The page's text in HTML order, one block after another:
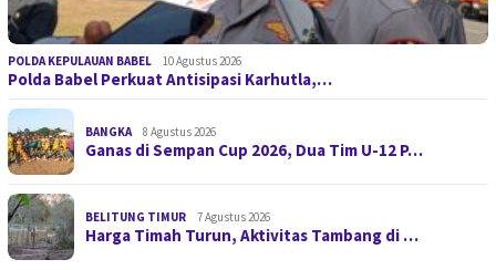
POLDA KEPULAUAN BABEL 10 Agustus 2026
Polda Babel Perkuat Antisipasi Karhutla,…
BANGKA 8 Agustus 2026
Ganas di Sempan Cup 2026, Dua Tim U-12 P…
BELITUNG TIMUR 7 Agustus 2026
Harga Timah Turun, Aktivitas Tambang di …